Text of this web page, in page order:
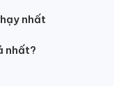
nhất
nhất?